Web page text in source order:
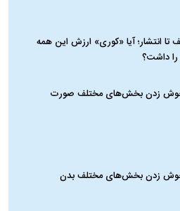
تا انتشار؛ آیا «کوری» ارزش این همه
داشت؟
زدن بخش‌های مختلف صورت
زدن بخش‌های مختلف بدن